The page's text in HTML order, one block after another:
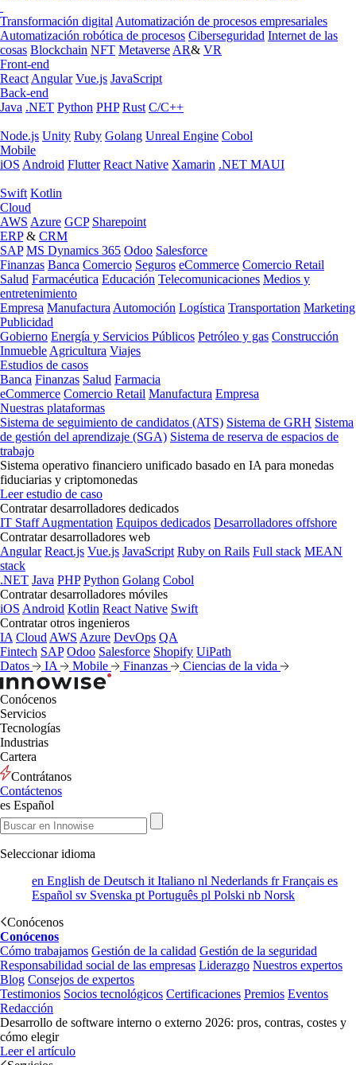
Transformación digital Automatización de procesos empresariales
Automatización robótica de procesos Ciberseguridad Internet de las
cosas Blockchain NFT Metaverse AR& VR
Front-end
React Angular Vue.js JavaScript
Back-end
Java .NET Python PHP Rust C/C++
Node.js Unity Ruby Golang Unreal Engine Cobol
Mobile
iOS Android Flutter React Native Xamarin .NET MAUI
Swift Kotlin
Cloud
AWS Azure GCP Sharepoint
ERP& CRM
SAP MS Dynamics 365 Odoo Salesforce
Finanzas Banca Comercio Seguros eCommerce Comercio Retail
Salud Farmacéutica Educación Telecomunicaciones Medios y
entretenimiento
Empresa Manufactura Automoción Logística Transportation Marketing
Publicidad
Gobierno Energía y Servicios Públicos Petróleo y gas Construcción
Inmueble Agricultura Viajes
Estudios de casos
Banca Finanzas Salud Farmacia
eCommerce Comercio Retail Manufactura Empresa
Nuestras plataformas
Sistema de seguimiento de candidatos (ATS) Sistema de GRH Sistema
de gestión del aprendizaje (SGA) Sistema de reserva de espacios de
trabajo
Sistema operativo financiero unificado basado en IA para monedas
fiduciarias y criptomonedas
Leer estudio de caso
Contratar desarrolladores dedicados
IT Staff Augmentation Equipos dedicados Desarrolladores offshore
Contratar desarrolladores web
Angular React.js Vue.js JavaScript Ruby on Rails Full stack MEAN
stack
.NET Java PHP Python Golang Cobol
Contratar desarrolladores móviles
iOS Android Kotlin React Native Swift
Contratar otros ingenieros
IA Cloud AWS Azure DevOps QA
Fintech SAP Odoo Salesforce Shopify UiPath
Datos
IA Mobile Finanzas Ciencias de la vida
Conócenos
Servicios
Tecnologías
Industrias
Cartera
Contrátanos
Contáctenos
es Español
Seleccionar idioma
en English de Deutsch it Italiano nl Nederlands frFrançais es
Español sv Svenska pt Português pl Polski nb Norsk
Conócenos
Conócenos
Cómo trabajamos Gestión de la calidad Gestión de la seguridad
Responsabilidad social de las empresas Liderazgo Nuestros expertos
Blog Consejos de expertos
Testimonios Socios tecnológicos Certificaciones Premios Eventos
Redacción
Desarrollo de software interno o externo 2026: pros, contras, costes y
cómo elegir
Leer el artículo